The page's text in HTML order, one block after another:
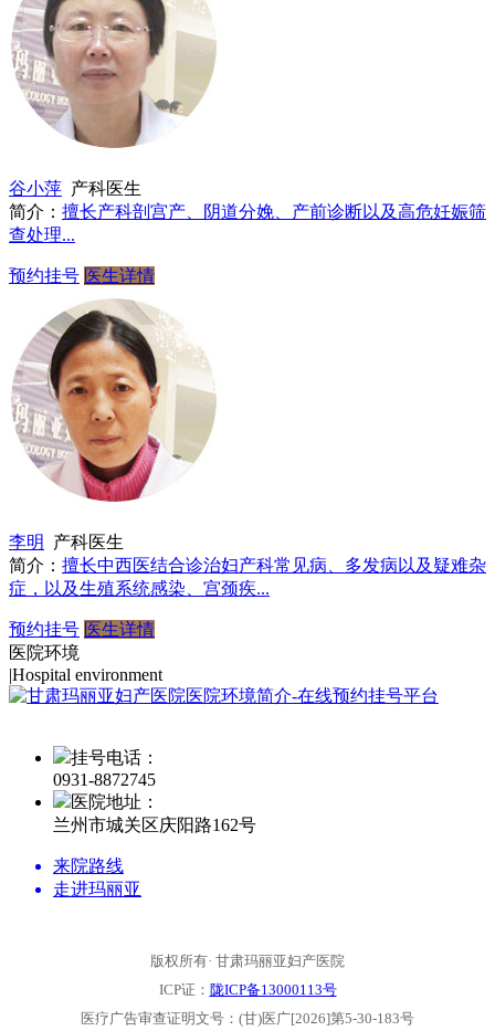
谷小萍 产科医生
简介： 擅长产科剖宫产、阴道分娩、产前诊断以及高危妊娠筛
查处理...
预约挂号 医生详情
李明
产科医生
简介： 擅长中西医结合诊治妇产科常见病、多发病以及疑难杂
症，以及生殖系统感染、宫颈疾...
预约挂号 医生详情
医院环境
|Hospital environment
挂号电话：
0931-8872745
医院地址：
兰州市城关区庆阳路162号
来院路线
走进玛丽亚
版权所有· 甘肃玛丽亚妇产医院
ICP证： 陇ICP备13000113号
医疗广告审查证明文号：(甘)医广[2026]第5-30-183号